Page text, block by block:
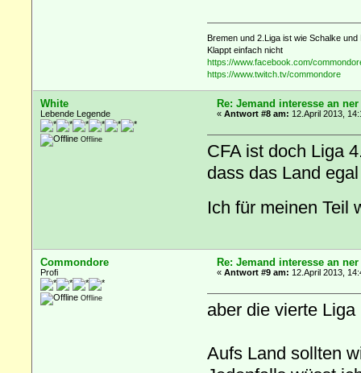
Bremen und 2.Liga ist wie Schalke
Klappt einfach nicht
https://www.facebook.com/
https://www.twitch.tv/commondore
White
Lebende Legende
Offline
Re: Jemand interesse an
«Antwort #8 am: 12.April 2013,
CFA ist doch Liga
dass das Land
Ich für meinen Teil
Commondore
Profi
Offline
Re: Jemand interesse an
«Antwort #9 am: 12.April 2013,
aber die vierte
Aufs Land sollten